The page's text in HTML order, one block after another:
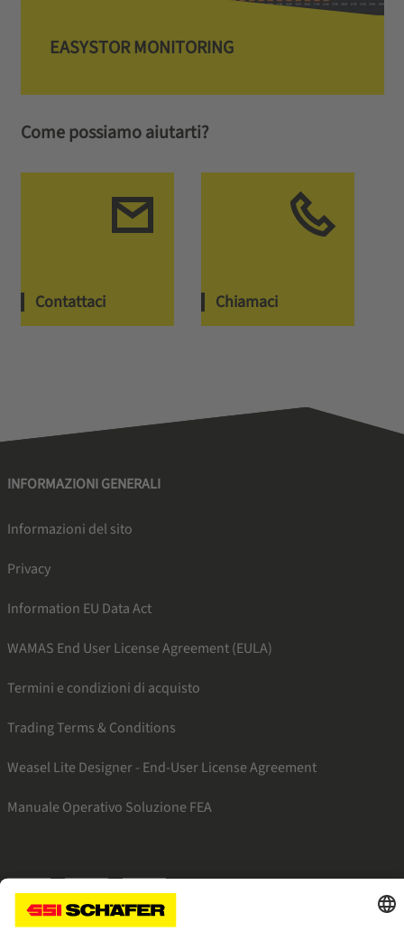
EASYSTOR MONITORING
Come possiamo aiutarti?
Contattaci Chiamaci
INFORMAZIONI GENERALI
Informazioni del sito
Privacy
Information EU Data Act
WAMAS End User License Agreement (EULA)
Termini e condizioni di acquisto
Trading Terms & Conditions
Weasel Lite Designer - End-User License Agreement
Manuale Operativo Soluzione FEA
SSI facebookSSI youtubeSSI linkedin